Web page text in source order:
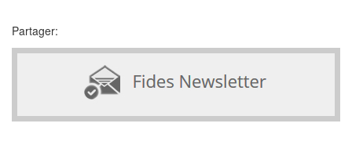
Partager: